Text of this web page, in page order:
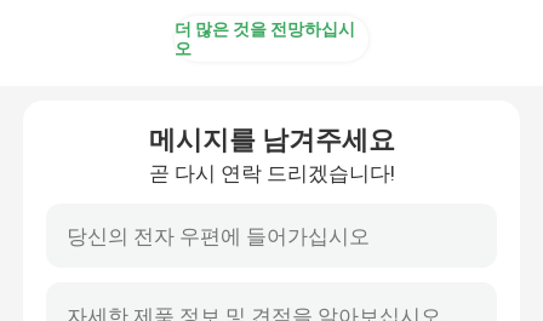
더 많은 것을 전망하십시
오
메시지를 남겨주세요
곧 다시 연락 드리겠습니다!